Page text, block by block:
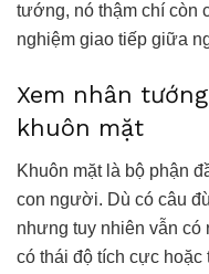
tướng, nó thậm chí còn
nghiệm giao tiếp giữa
Xem nhân
khuôn mặt
Khuôn mặt là bộ phận
con người. Dù có câu
nhưng tuy nhiên vẫn có
có thái độ tích cực